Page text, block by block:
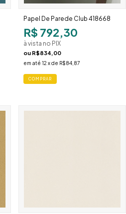
Papel De Parede Club 418668
R$ 792,30
à vista no PIX
ou R$834,00
em até 12 x de R$84,87